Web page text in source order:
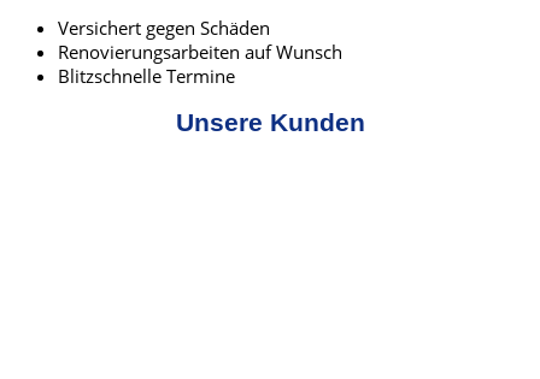
Versichert gegen Schäden
Renovierungsarbeiten auf Wunsch
Blitzschnelle Termine
Unsere Kunden